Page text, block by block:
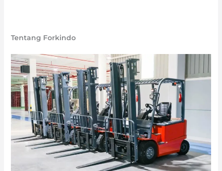
Tentang Forkindo